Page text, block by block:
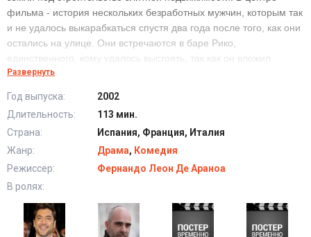
фильма - история нескольких безработных мужчин, которым так
и не удалось выкарабкаться спустя два года после того, как они
остались на улице. Они встречаются в баре Рико,
единственного, кому удалось выстоять, так как он вложил
денежную компенсацию в покупку бара, а по понедельникам
Солнечные понедельники (2002) в хорошем
качестве HD
Развернуть
Год выпуска:
2002
Длительность:
113 мин.
Страна:
Испания, Франция, Италия
Жанр:
Драма, Комедия
Режиссер:
Фернандо Леон Де Араноа
В ролях: